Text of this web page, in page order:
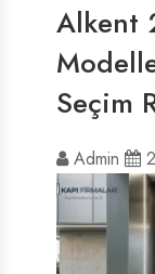
Alkent
Seçim
Admin